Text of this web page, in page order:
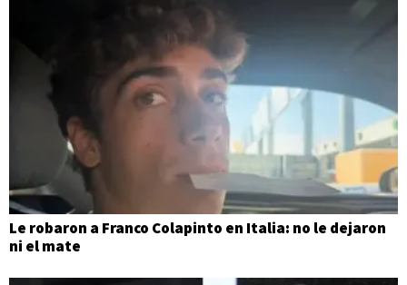
Le robaron a Franco Colapinto en Italia: no le dejaron
ni el mate